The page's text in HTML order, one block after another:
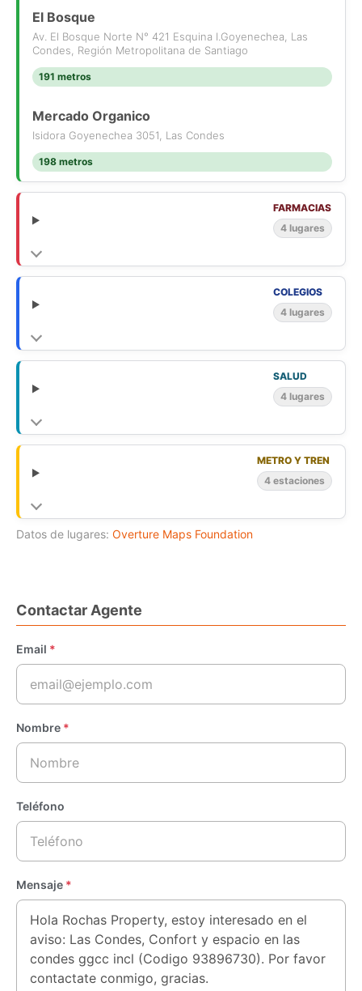
El Bosque
Av. El Bosque Norte N° 421 Esquina I.Goyenechea, Las
Condes, Región Metropolitana de Santiago
191 metros
Mercado Organico
Isidora Goyenechea 3051, Las Condes
198 metros
FARMACIAS
4 lugares
COLEGIOS
4 lugares
SALUD
4 lugares
METRO Y TREN
4 estaciones
Datos de lugares: Overture Maps Foundation
Contactar Agente
Email *
Nombre *
Teléfono
Mensaje *